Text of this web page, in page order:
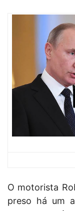
O motorista
preso há um